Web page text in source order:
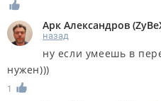
Арк Александров (
назад
ну если умеешь в
нужен)))
1